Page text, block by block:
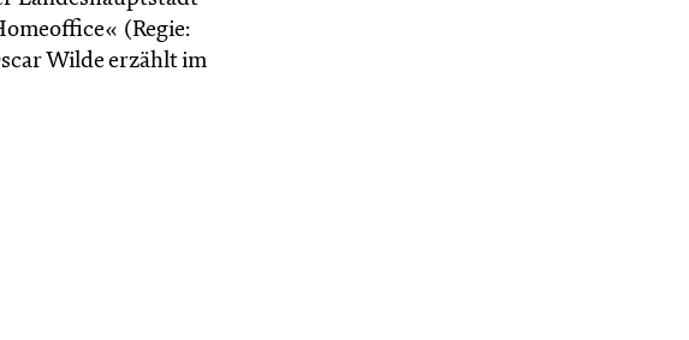
(Regie:
Wilde erzählt im